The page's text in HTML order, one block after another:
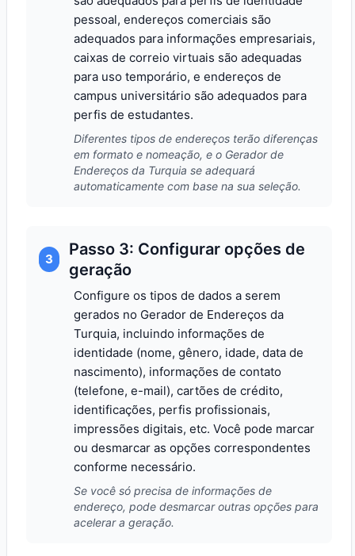
pessoal, endereços comerciais são
adequados para informações empresariais,
caixas de correio virtuais são adequadas
para uso temporário, e endereços de
campus universitário são adequados para
perfis de estudantes.
Diferentes tipos de endereços terão diferenças
em formato e nomeação, e o Gerador de
Endereços da Turquia se adequará
automaticamente com base na sua seleção.
3
Passo 3: Configurar opções de
geração
Configure os tipos de dados a serem
gerados no Gerador de Endereços da
Turquia, incluindo informações de
identidade (nome, gênero, idade, data de
nascimento), informações de contato
(telefone, e-mail), cartões de crédito,
identificações, perfis profissionais,
impressões digitais, etc. Você pode marcar
ou desmarcar as opções correspondentes
conforme necessário.
Se você só precisa de informações de
endereço, pode desmarcar outras opções para
acelerar a geração.